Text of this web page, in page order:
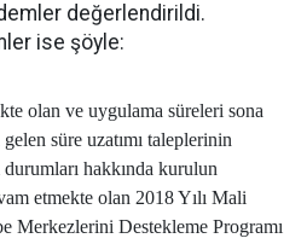
değerlendirildi.
ise şöyle:
olan ve uygulama süreleri sona
süre uzatımı taleplerinin
hakkında kurulun
etmekte olan 2018 Yılı Mali
Merkezlerini Destekleme Programı